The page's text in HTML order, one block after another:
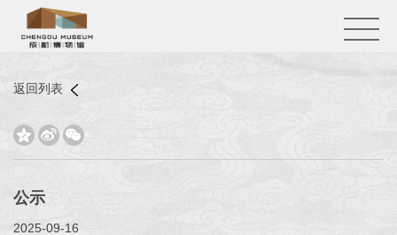
返回列表
  
公示
2025-09-16